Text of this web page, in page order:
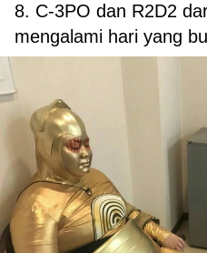
8. C-3PO dan R2D2
mengalami hari yang